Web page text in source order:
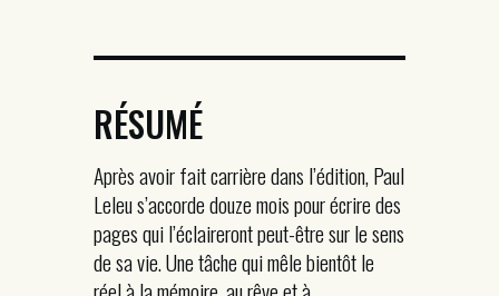
RÉSUMÉ
Après avoir fait carrière dans l’édition, Paul
Leleu s’accorde douze mois pour écrire des
pages qui l’éclaireront peut-être sur le sens
de sa vie. Une tâche qui mêle bientôt le